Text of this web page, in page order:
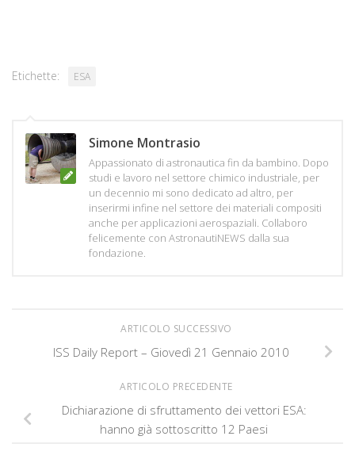
Etichette: ESA
Simone Montrasio
Appassionato di astronautica fin da bambino. Dopo
studi e lavoro nel settore chimico industriale, per
un decennio mi sono dedicato ad altro, per
inserirmi infine nel settore dei materiali compositi
anche per applicazioni aerospaziali. Collaboro
felicemente con AstronautiNEWS dalla sua
fondazione.
ARTICOLO SUCCESSIVO
ISS Daily Report – Giovedì 21 Gennaio 2010
ARTICOLO PRECEDENTE
Dichiarazione di sfruttamento dei vettori ESA:
hanno già sottoscritto 12 Paesi